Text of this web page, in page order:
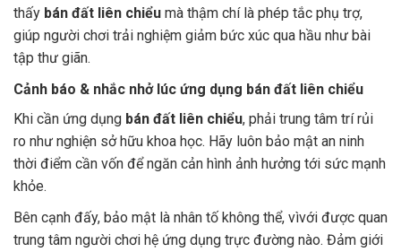
thấy bán đất liên chiểu mà thậm chí là phép tắc phụ trợ,
giúp người chơi trải nghiệm giảm bức xúc qua hầu như bài
tập thư giãn.
Cảnh báo & nhắc nhở lúc ứng dụng bán đất liên chiểu
Khi cần ứng dụng bán đất liên chiểu, phải trung tâm trí rủi
ro như nghiện sở hữu khoa học. Hãy luôn bảo mật an ninh
thời điểm cần vốn để ngăn cản hình ảnh hưởng tới sức mạnh
khỏe.
Bên cạnh đấy, bảo mật là nhân tố không thể, vìvới được quan
trung tâm người chơi hệ ứng dụng trực đường nào. Đảm giới